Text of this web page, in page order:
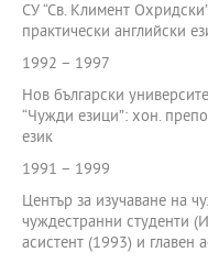
СУ “Св. Климент
практически английски
1992 – 1997
Нов български
“Чужди езици”: хон.
език
1991 – 1999
Център за изучаване на
чуждестранни студенти
асистент (1993) и главен